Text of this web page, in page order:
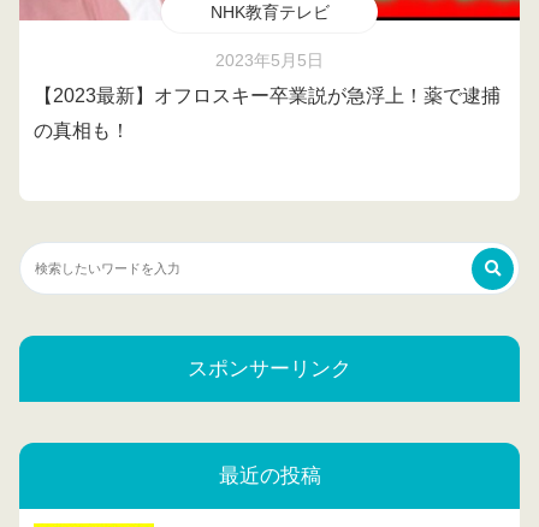
NHK教育テレビ
2023年5月5日
【2023最新】オフロスキー卒業説が急浮上！薬で逮捕
の真相も！
スポンサーリンク
最近の投稿